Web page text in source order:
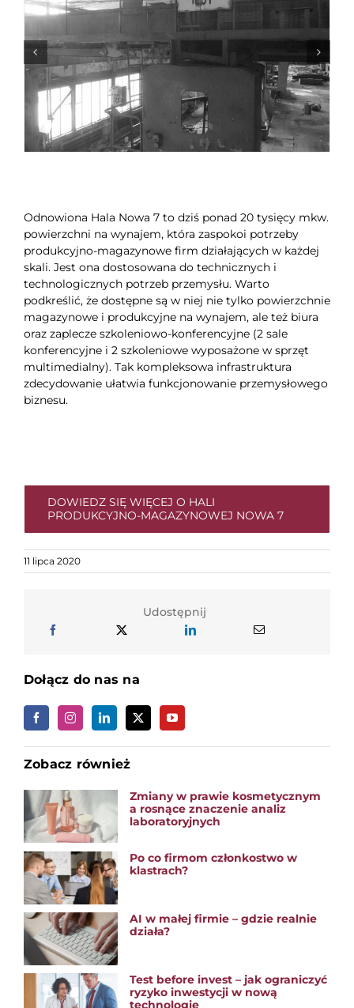
Odnowiona Hala Nowa 7 to dziś ponad 20 tysięcy mkw.
powierzchni na wynajem, która zaspokoi potrzeby
produkcyjno-magazynowe firm działających w każdej
skali. Jest ona dostosowana do technicznych i
technologicznych potrzeb przemysłu. Warto
podkreślić, że dostępne są w niej nie tylko powierzchnie
magazynowe i produkcyjne na wynajem, ale też biura
oraz zaplecze szkoleniowo-konferencyjne (2 sale
konferencyjne i 2 szkoleniowe wyposażone w sprzęt
multimedialny). Tak kompleksowa infrastruktura
zdecydowanie ułatwia funkcjonowanie przemysłowego
biznesu.
DOWIEDZ SIĘ WIĘCEJ O HALI
PRODUKCYJNO-MAGAZYNOWEJ NOWA 7
11 lipca 2020
Udostępnij
Dołącz do nas na
Zobacz również
Zmiany w prawie kosmetycznym
a rosnące znaczenie analiz
laboratoryjnych
Po co firmom członkostwo w
klastrach?
AI w małej firmie – gdzie realnie
działa?
Test before invest – jak ograniczyć
ryzyko inwestycji w nową
technologię